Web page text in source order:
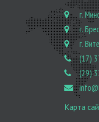
г.
г.
г.
(17)
(29)
Карта